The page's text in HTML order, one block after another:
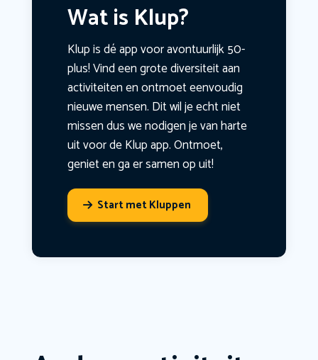
Wat is Klup?
Klup is dé app voor avontuurlijk 50-
plus! Vind een grote diversiteit aan
activiteiten en ontmoet eenvoudig
nieuwe mensen. Dit wil je echt niet
missen dus we nodigen je van harte
uit voor de Klup app. Ontmoet,
geniet en ga er samen op uit!
Start met Kluppen